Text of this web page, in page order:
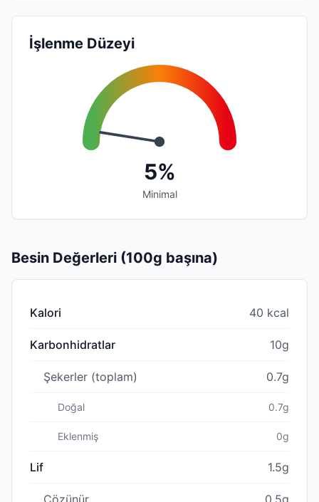
İşlenme Düzeyi
5%
Minimal
Besin Değerleri (100g başına)
Kalori 40 kcal
Karbonhidratlar 10g
Şekerler (toplam) 0.7g
Doğal 0.7g
Eklenmiş 0g
Lif 1.5g
Çözünür 0.5g